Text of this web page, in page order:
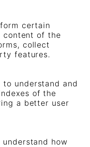
certain
content of the
collect
features.
to understand and
of the
a better user
how